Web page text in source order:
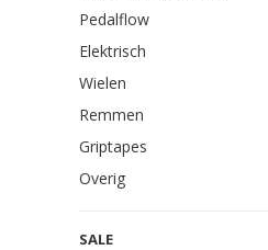
Pedalflow
Elektrisch
Wielen
Remmen
Griptapes
Overig
SALE